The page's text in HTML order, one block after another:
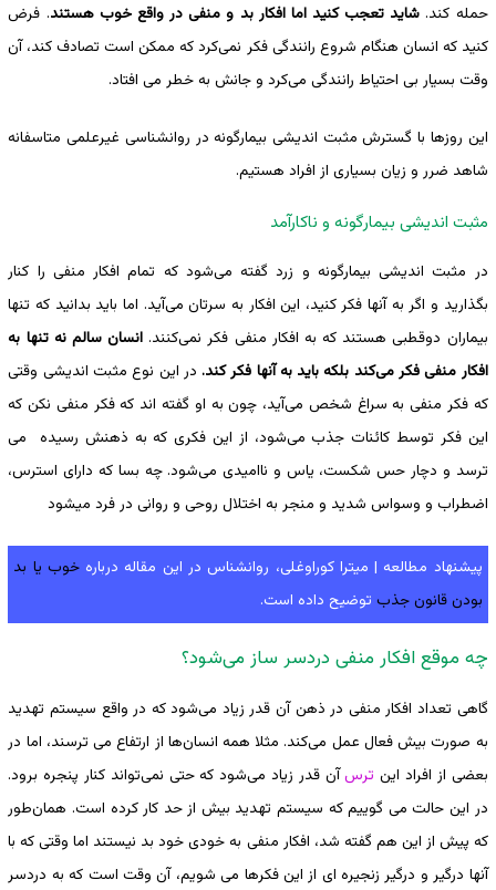
حمله کند. شاید تعجب کنید اما افکار بد و منفی در واقع خوب هستند. فرض
کنید که انسان هنگام شروع رانندگی فکر نمی‌کرد که ممکن است تصادف کند، آن
وقت بسیار بی احتیاط رانندگی می‌کرد و جانش به خطر می افتاد.
این روزها با گسترش مثبت اندیشی بیمارگونه در روانشناسی غیرعلمی متاسفانه
شاهد ضرر و زیان بسیاری از افراد هستیم.
مثبت اندیشی بیمارگونه و ناکارآمد
در مثبت اندیشی بیمارگونه و زرد گفته می‌شود که تمام افکار منفی را کنار
بگذارید و اگر به آنها فکر کنید، این افکار به سرتان می‌آید. اما باید بدانید که تنها
بیماران دوقطبی هستند که به افکار منفی فکر نمی‌کنند. انسان سالم نه تنها به
افکار منفی فکر می‌کند بلکه باید به آنها فکر کند. در این نوع مثبت اندیشی وقتی
که فکر منفی به سراغ شخص می‌آید، چون به او گفته اند که فکر منفی نکن که
این فکر توسط کائنات جذب می‌شود، از این فکری که به ذهنش رسیده می
ترسد و دچار حس شکست، یاس و ناامیدی می‌شود. چه بسا که دارای استرس،
اضطراب و وسواس شدید و منجر به اختلال روحی و روانی در فرد میشود
پیشنهاد مطالعه | میترا کوراوغلی، روانشناس در این مقاله دربارهخوب یا بد
بودن قانون جذب توضیح داده است.
چه موقع افکار منفی دردسر ساز می‌شود؟
گاهی تعداد افکار منفی در ذهن آن قدر زیاد می‌شود که در واقع سیستم تهدید
به صورت بیش فعال عمل می‌کند. مثلا همه انسان‌ها از ارتفاع می ترسند، اما در
بعضی از افراد این ترسآن قدر زیاد می‌شود که حتی نمی‌تواند کنار پنجره برود.
در این حالت می گوییم که سیستم تهدید بیش از حد کار کرده است. همان‌طور
که پیش از این هم گفته شد، افکار منفی به خودی خود بد نیستند اما وقتی که با
آنها درگیر و درگیر زنجیره ای از این فکرها می شویم، آن وقت است که به دردسر